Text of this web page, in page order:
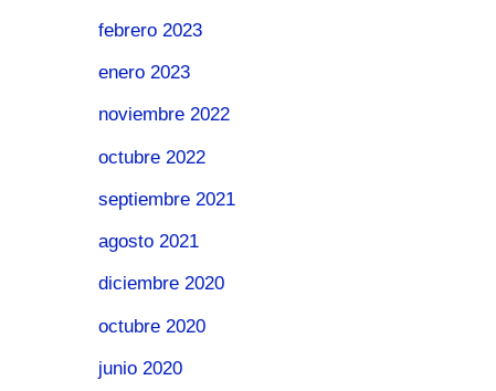
febrero 2023
enero 2023
noviembre 2022
octubre 2022
septiembre 2021
agosto 2021
diciembre 2020
octubre 2020
junio 2020